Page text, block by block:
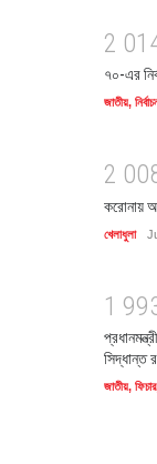
2 01
৭০-এর
জাতীয়,
2 00
করোনায়
খেলাধুলা
1 99
সিদ্ধান্ত
জাতীয়, ফিচার